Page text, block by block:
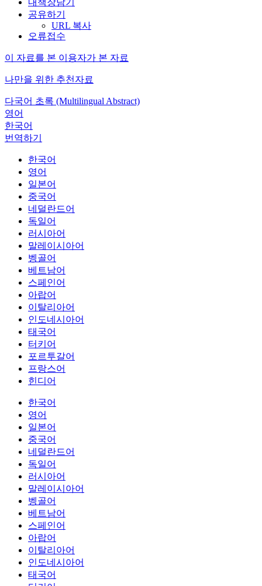
내책장담기
공유하기
URL 복사
오류접수
이 자료를 본 이용자가 본 자료
나만을 위한 추천자료
다국어 초록 (Multilingual Abstract)
영어
한국어
번역하기
한국어
영어
일본어
중국어
네덜란드어
독일어
러시아어
말레이시아어
벵골어
베트남어
스페인어
아랍어
이탈리아어
인도네시아어
태국어
터키어
포르투갈어
프랑스어
힌디어
한국어
영어
일본어
중국어
네덜란드어
독일어
러시아어
말레이시아어
벵골어
베트남어
스페인어
아랍어
이탈리아어
인도네시아어
태국어